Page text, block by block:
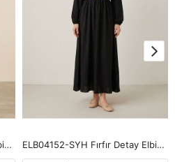
ELB04152-KHV Fırfır Detay Elbise-Kahve ELB04152-SYH Fırfır Detay Elbise-Siyah